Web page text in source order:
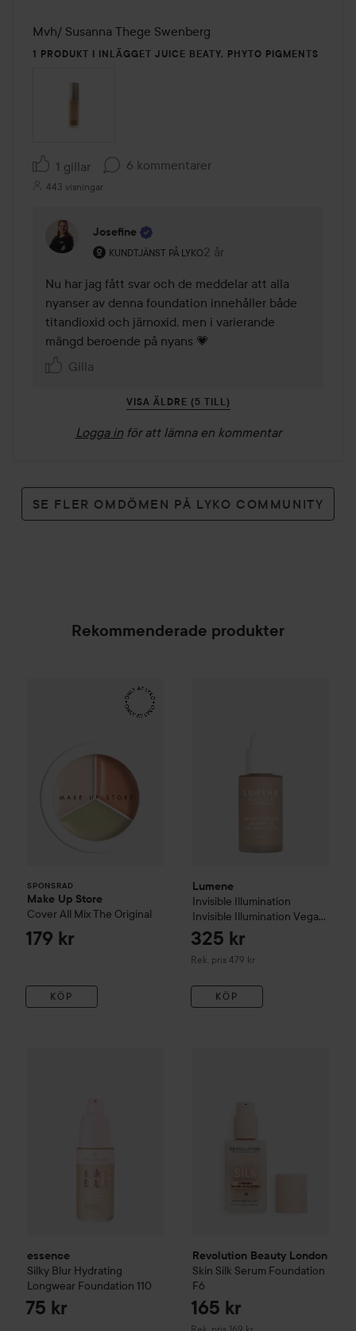
Mvh/ Susanna Thege Swenberg
1 PRODUKT I INLÄGGET JUICE BEATY, PHYTO PIGMENTS
1 gillar 6 kommentarer
443 visningar
Josefine
KUNDTJÄNST PÅ LYKO
Användarens roll: Kundtjänst på Lyko.
2 år
Kommentaren lades 2 år
Nu har jag fått svar och de meddelar att alla
nyanser av denna foundation innehåller både
titandioxid och järnoxid, men i varierande
mängd beroende på nyans 💗
Gilla
VISA ÄLDRE (5 TILL)
Logga in för att lämna en kommentar
SE FLER OMDÖMEN PÅ LYKO COMMUNITY
Rekommenderade produkter
SPONSRAD
Make Up Store
Cover All MixThe Original
179 kr
KÖP
Make Up Store
Lumene
Invisible Illumination
Invisible Illumination Vegan
Collagen Serum in
Foundation SPF30
325 kr
Rek. pris 479 kr
Rekommenderat pris 479 kr
KÖP
essence
Silky Blur Hydrating
Longwear Foundation 110
75 kr
Revolution Beauty London
Skin Silk Serum Foundation
F6
165 kr
Rekommenderat pris 169 kr